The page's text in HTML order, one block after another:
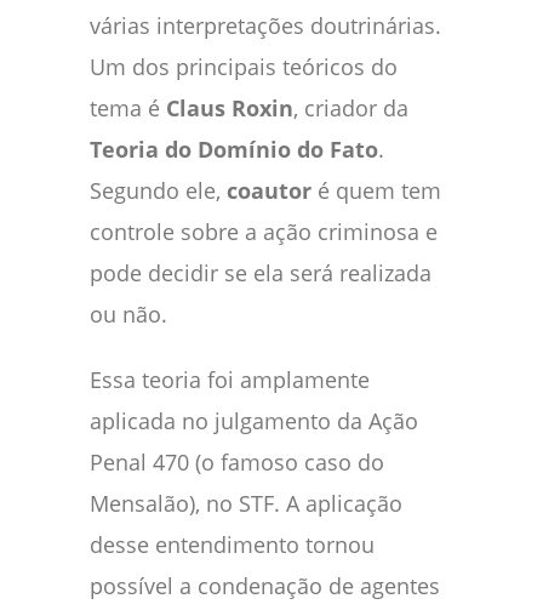
várias interpretações doutrinárias.
Um dos principais teóricos do
tema é Claus Roxin, criador da
Teoria do Domínio do Fato.
Segundo ele, coautor é quem tem
controle sobre a ação criminosa e
pode decidir se ela será realizada
ou não.
Essa teoria foi amplamente
aplicada no julgamento da Ação
Penal 470 (o famoso caso do
Mensalão), no STF. A aplicação
desse entendimento tornou
possível a condenação de agentes